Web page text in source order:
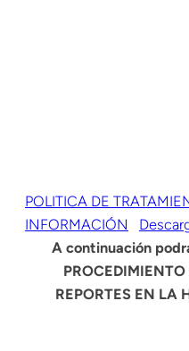
POLITICA DE
INFORMACIÓN
A continuación
REPORTES EN LA